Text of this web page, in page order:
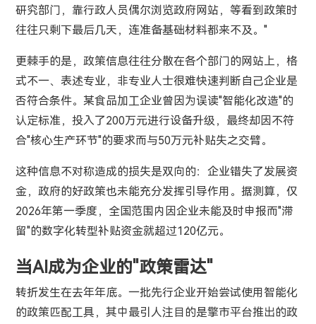
研究部门，靠行政人员偶尔浏览政府网站，等看到政策时
往往只剩下最后几天，连准备基础材料都来不及。"
更棘手的是，政策信息往往分散在各个部门的网站上，格
式不一、表述专业，非专业人士很难快速判断自己企业是
否符合条件。某食品加工企业曾因为误读"智能化改造"的
认定标准，投入了200万元进行设备升级，最终却因不符
合"核心生产环节"的要求而与50万元补贴失之交臂。
这种信息不对称造成的损失是双向的：企业错失了发展资
金，政府的好政策也未能充分发挥引导作用。据测算，仅
2026年第一季度，全国范围内因企业未能及时申报而"滞
留"的数字化转型补贴资金就超过120亿元。
当AI成为企业的"政策雷达"
转折发生在去年年底。一批先行企业开始尝试使用智能化
的政策匹配工具，其中最引人注目的是擎市平台推出的政